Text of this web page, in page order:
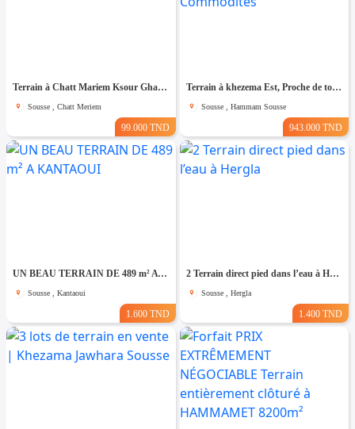
Terrain à Chatt Mariem Ksour Gharnata
Sousse , Chatt Meriem
99.000 TND
Terrain à khezema Est, Proche de toutes Commodités
Sousse , Hammam Sousse
943.000 TND
UN BEAU TERRAIN DE 489 m² A KANTAOUI
Sousse , Kantaoui
1.600 TND
2 Terrain direct pied dans l’eau à Hergla
Sousse , Hergla
1.400 TND